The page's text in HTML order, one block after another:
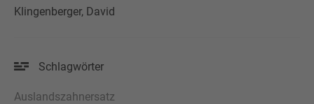
Klingenberger, David
Schlagwörter
Auslandszahnersatz